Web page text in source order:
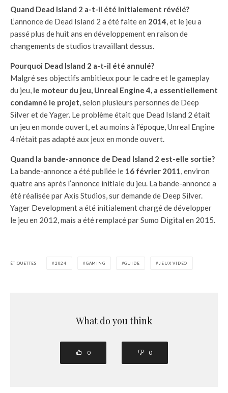
Quand Dead Island 2 a-t-il été initialement révélé?
L’annonce de Dead Island 2 a été faite en 2014, et le jeu a
passé plus de huit ans en développement en raison de
changements de studios travaillant dessus.
Pourquoi Dead Island 2 a-t-il été annulé?
Malgré ses objectifs ambitieux pour le cadre et le gameplay
du jeu, le moteur du jeu, Unreal Engine 4, a essentiellement
condamné le projet, selon plusieurs personnes de Deep
Silver et de Yager. Le problème était que Dead Island 2 était
un jeu en monde ouvert, et au moins à l’époque, Unreal Engine
4 n’était pas adapté aux jeux en monde ouvert.
Quand la bande-annonce de Dead Island 2 est-elle sortie?
La bande-annonce a été publiée le 16 février 2011, environ
quatre ans après l’annonce initiale du jeu. La bande-annonce a
été réalisée par Axis Studios, sur demande de Deep Silver.
Yager Development a été initialement chargé de développer
le jeu en 2012, mais a été remplacé par Sumo Digital en 2015.
ÉTIQUETTES 2024 GAMING GUIDE JEUX VIDEO
What do you think
0 0